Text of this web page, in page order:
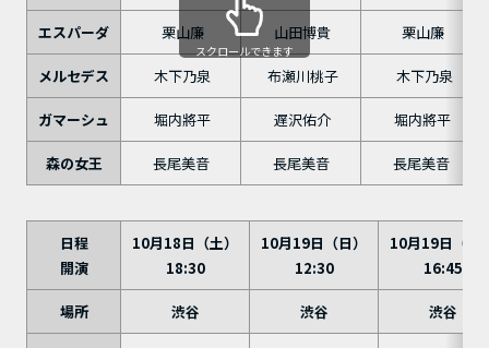
エスパーダ 栗山廉 山田博貴 栗山廉
メルセデス 木下乃泉 布瀬川桃子 木下乃泉
ガマーシュ 堀内將平 遅沢佑介 堀内將平
森の女王 長尾美音 長尾美音 長尾美音
スクロールできます
日程
開演
10月18日（土）
18:30
10月19日（日）
12:30
10月19日（日
16:45
場所 渋谷 渋谷 渋谷